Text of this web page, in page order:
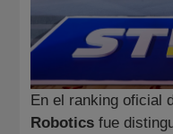
En el ranking oficial
Robotics fue